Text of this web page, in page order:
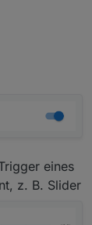
eines
z. B. Slider